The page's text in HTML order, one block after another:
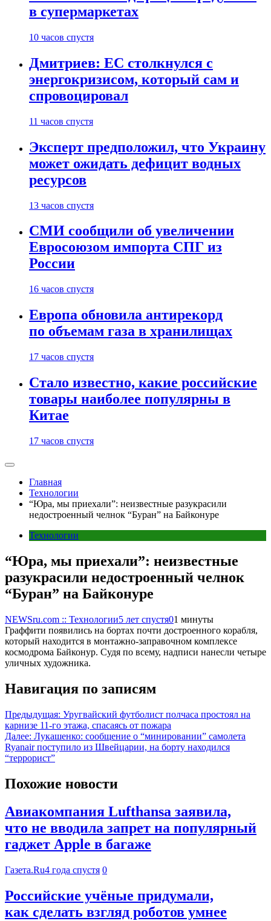
в супермаркетах
10 часов спустя
Дмитриев: ЕС столкнулся с
энергокризисом, который сам и
спровоцировал
11 часов спустя
Эксперт предположил, что Украину
может ожидать дефицит водных
ресурсов
13 часов спустя
СМИ сообщили об увеличении
Евросоюзом импорта СПГ из
России
16 часов спустя
Европа обновила антирекорд
по объемам газа в хранилищах
17 часов спустя
Стало известно, какие российские
товары наиболее популярны в
Китае
17 часов спустя
Главная
Технологии
“Юра, мы приехали”: неизвестные разукрасили
недостроенный челнок “Буран” на Байконуре
Технологии
“Юра, мы приехали”: неизвестные
разукрасили недостроенный челнок
“Буран” на Байконуре
NEWSru.com :: Технологии5 лет спустя01 минуты
Граффити появились на бортах почти достроенного корабля,
который находится в монтажно-заправочном комплексе
космодрома Байконур. Судя по всему, надписи нанесли четыре
уличных художника.
Навигация по записям
Предыдущая: Уругвайский футболист полчаса простоял на
карнизе 11-го этажа, спасаясь от пожара
Далее: Лукашенко: сообщение о “минировании” самолета
Ryanair поступило из Швейцарии, на борту находился
“террорист”
Похожие новости
Авиакомпания Lufthansa заявила,
что не вводила запрет на популярный
гаджет Apple в багаже
Газета.Ru4 года спустя 0
Российские учёные придумали,
как сделать взгляд роботов умнее